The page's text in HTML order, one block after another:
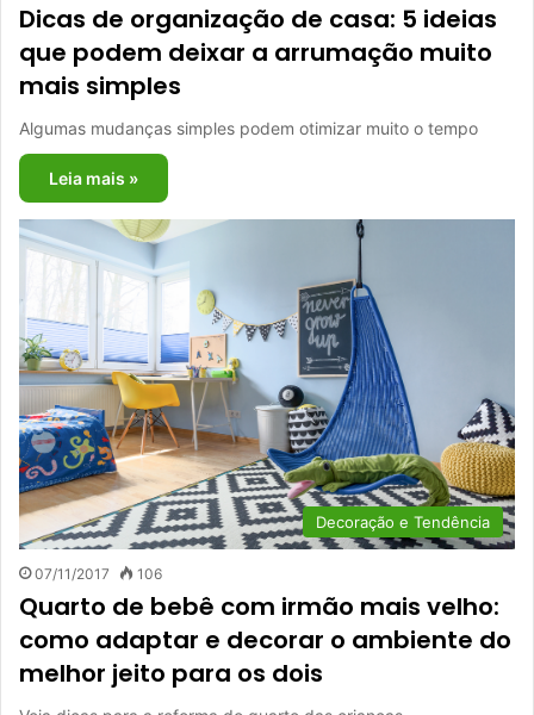
Dicas de organização de casa: 5 ideias
que podem deixar a arrumação muito
mais simples
Algumas mudanças simples podem otimizar muito o tempo
Leia mais »
Decoração e Tendência
07/11/2017 106
Quarto de bebê com irmão mais velho:
como adaptar e decorar o ambiente do
melhor jeito para os dois